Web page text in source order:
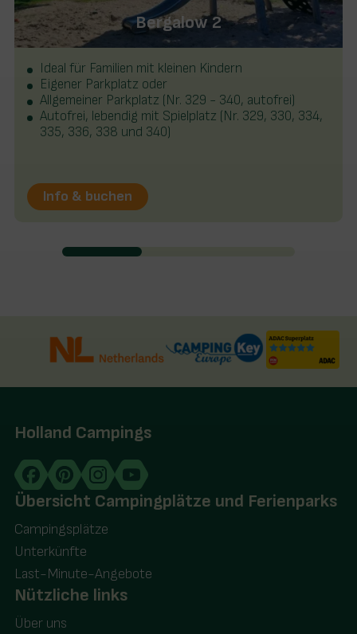
Bergalow 2
Ideal für Familien mit kleinen Kindern
Eigener Parkplatz oder
Allgemeiner Parkplatz (Nr. 329 - 340, autofrei)
Autofrei, lebendig mit Spielplatz (Nr. 329, 330, 334,
335, 336, 338 und 340)
Info & buchen
Holland Campings
Übersicht Campingplätze und Ferienparks
Campingsplätze
Unterkünfte
Last-Minute-Angebote
Nützliche links
Über uns